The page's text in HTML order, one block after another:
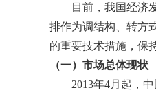
目前，我国经济发
排作为调结构、转方
的重要技术措施，保
（一）市场总体现状
2013年4月起，中